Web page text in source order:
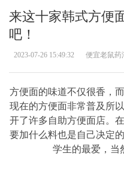
来这十家韩式方便
吧！
2023-07-26 15:49:32 便宜老鼠药
方便面的味道不仅很香，
现在的方便面非常普及所
开了许多自助方便面店。
要加什么料也是自己决定
学生的最爱，当